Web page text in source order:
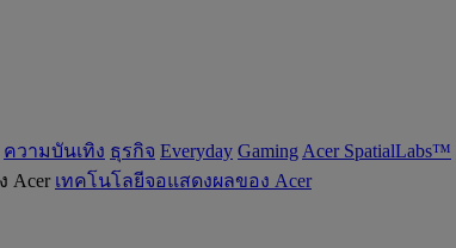
ความบันเทิง ธุรกิจ Everyday Gaming Acer SpatialLabs™
เทคโนโลยีจอแสดงผลของ Acer